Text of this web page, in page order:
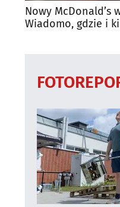
Nowy McDonald’s
Wiadomo, gdzie i